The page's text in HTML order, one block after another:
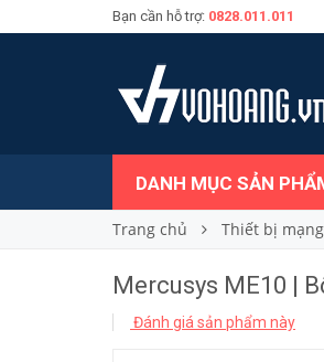
Bạn cần hỗ trợ: 0828.011.011
DANH MỤC SẢN
Trang chủ Thiết bị mạng
Mercusys ME10 |
Đánh giá sản phẩm này